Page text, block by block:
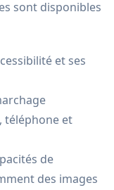
sont disponibles
et ses
téléphone et
de
des images